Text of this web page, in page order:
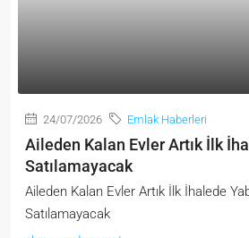
24/07/2026 Emlak Haberleri
Aileden Kalan Evler Artık İlk
Satılamayacak
Aileden Kalan Evler Artık İlk İhalede
Satılamayacak